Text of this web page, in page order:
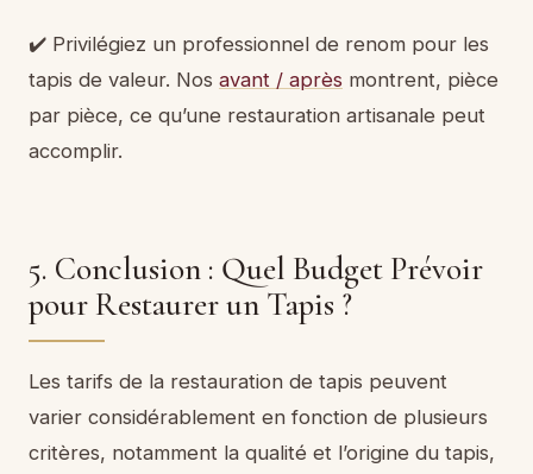
✔️ Privilégiez un professionnel de renom pour les
tapis de valeur. Nos avant / après montrent, pièce
par pièce, ce qu’une restauration artisanale peut
accomplir.
5. Conclusion : Quel Budget Prévoir
pour Restaurer un Tapis ?
Les tarifs de la restauration de tapis peuvent
varier considérablement en fonction de plusieurs
critères, notamment la qualité et l’origine du tapis,